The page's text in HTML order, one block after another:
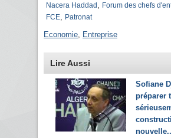
Nacera Haddad Forum des chefs
FCE Patronat
Economie Entreprise
Lire Aussi
Sofiane
préparer